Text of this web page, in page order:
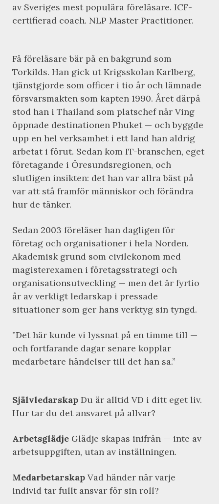
av Sveriges mest populära föreläsare. ICF-
certifierad coach. NLP Master Practitioner.
Få föreläsare bär på en bakgrund som
Torkilds. Han gick ut Krigsskolan Karlberg,
tjänstgjorde som officer i tio år och lämnade
försvarsmakten som kapten 1990. Året därpå
stod han i Thailand som platschef när Ving
öppnade destinationen Phuket — och byggde
upp en hel verksamhet i ett land han aldrig
arbetat i förut. Sedan kom IT-branschen, eget
företagande i Öresundsregionen, och
slutligen insikten: det han var allra bäst på
var att stå framför människor och förändra
hur de tänker.
Sedan 2003 föreläser han dagligen för
företag och organisationer i hela Norden.
Akademisk grund som civilekonom med
magisterexamen i företagsstrategi och
organisationsutveckling — men det är fyrtio
år av verkligt ledarskap i pressade
situationer som ger hans verktyg sin tyngd.
”Det här kunde vi lyssnat på en timme till —
och fortfarande dagar senare kopplar
medarbetare händelser till det han sa.”
Självledarskap Du är alltid VD i ditt eget liv.
Hur tar du det ansvaret på allvar?
Arbetsglädje Glädje skapas inifrån — inte av
arbetsuppgiften, utan av inställningen.
Medarbetarskap Vad händer när varje
individ tar fullt ansvar för sin roll?